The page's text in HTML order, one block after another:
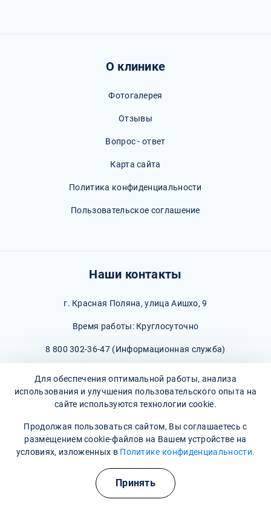
О клинике
Фотогалерея
Отзывы
Вопрос - ответ
Карта сайта
Политика конфиденциальности
Пользовательское соглашение
Наши контакты
г. Красная Поляна, улица Аишхо, 9
Время работы: Круглосуточно
8 800 302-36-47 (Информационная служба)
© 2026 М-Трезвость. Все права защищены
Для обеспечения оптимальной работы, анализа
использования и улучшения пользовательского опыта на
сайте используются технологии cookie.
Продолжая пользоваться сайтом, Вы соглашаетесь с
размещением cookie-файлов на Вашем устройстве на
условиях, изложенных в Политике конфиденциальности.
Принять